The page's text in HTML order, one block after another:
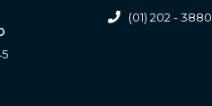
(01) 202 - 3880